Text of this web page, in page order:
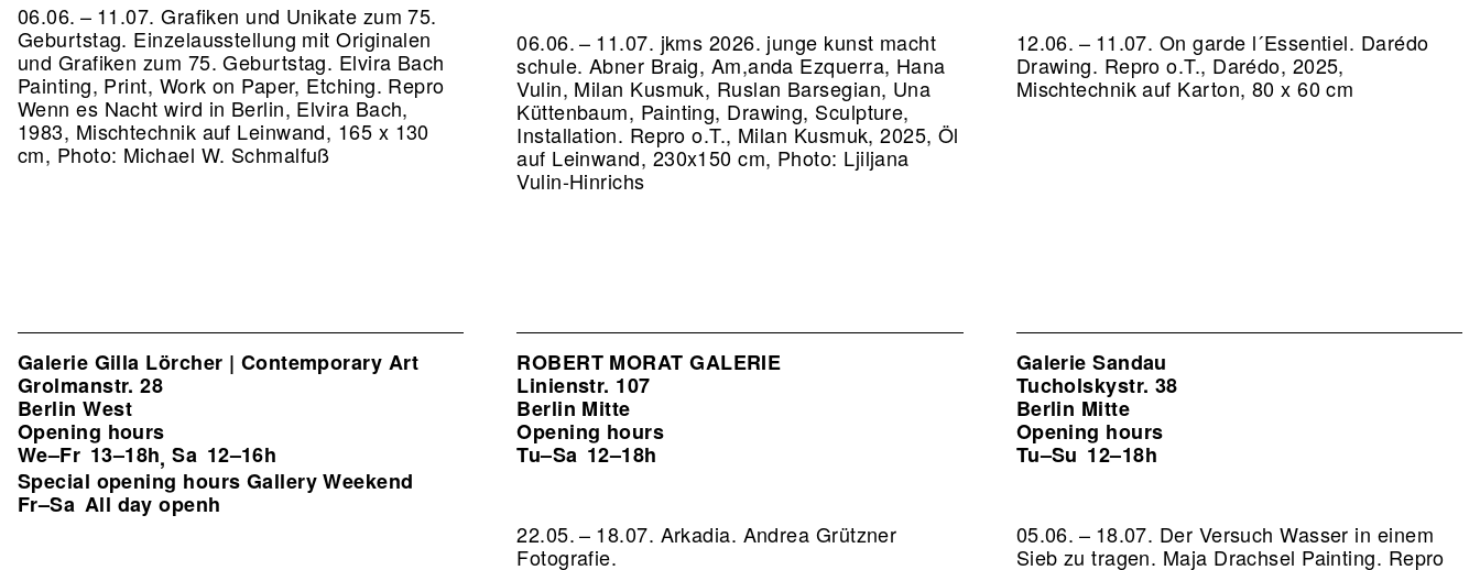
06.06. – 11.07. Grafiken und Unikate zum 75.
Geburtstag. Einzelausstellung mit Originalen
und Grafiken zum 75. Geburtstag. Elvira Bach
Painting, Print, Work on Paper, Etching. Repro
Wenn es Nacht wird in Berlin, Elvira Bach,
1983, Mischtechnik auf Leinwand, 165 x 130
cm, Photo: Michael W. Schmalfuß
06.06. – 11.07. jkms 2026. junge kunst macht
schule. Abner Braig, Am,anda Ezquerra, Hana
Vulin, Milan Kusmuk, Ruslan Barsegian, Una
Küttenbaum, Painting, Drawing, Sculpture,
Installation. Repro o.T., Milan Kusmuk, 2025, Öl
auf Leinwand, 230x150 cm, Photo: Ljiljana
Vulin-Hinrichs
12.06. – 11.07. On garde l´Essentiel. Darédo
Drawing. Repro o.T., Darédo, 2025,
Mischtechnik auf Karton, 80 x 60 cm
Galerie Gilla Lörcher | Contemporary Art
Grolmanstr. 28
Berlin West
Opening hours
We–Fr 13–18h,Sa 12–16h
Special opening hours Gallery Weekend
Fr–Sa All day openh
ROBERT MORAT GALERIE
Linienstr. 107
Berlin Mitte
Opening hours
Tu–Sa 12–18h
22.05. – 18.07. Arkadia. Andrea Grützner
Fotografie.
Galerie Sandau
Tucholskystr. 38
Berlin Mitte
Opening hours
Tu–Su 12–18h
05.06. – 18.07. Der Versuch Wasser in einem
Sieb zu tragen. Maja Drachsel Painting. Repro